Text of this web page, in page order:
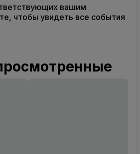
вашим
чтобы увидеть все события